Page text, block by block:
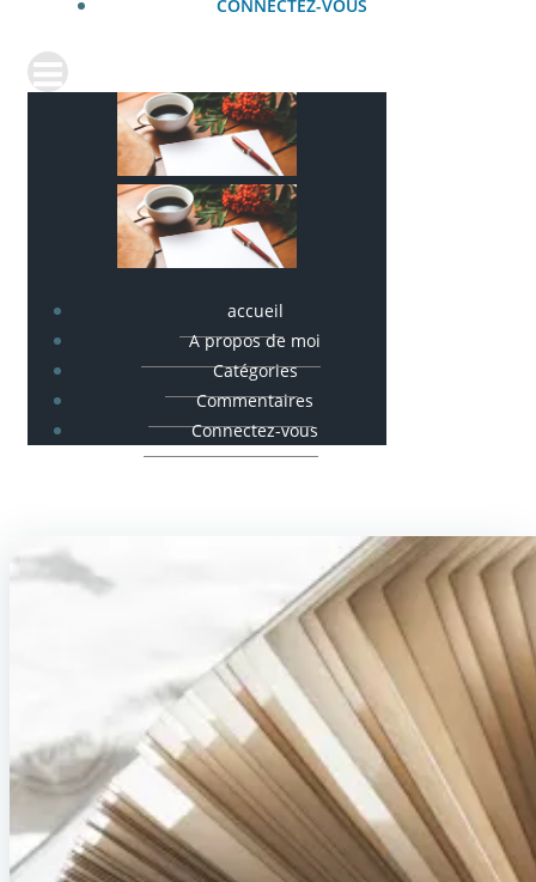
CONNECTEZ-VOUS
accueil
A propos de moi
Catégories
Commentaires
Connectez-vous